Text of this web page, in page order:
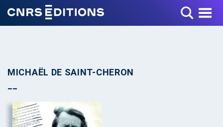
Toggle Menu
MICHAËL DE SAINT-CHERON